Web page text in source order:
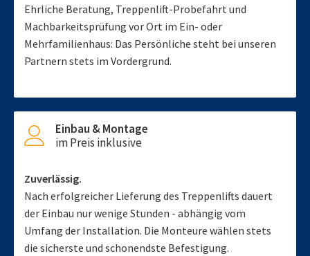
Ehrliche Beratung, Treppenlift-Probefahrt und
Machbarkeitsprüfung vor Ort im Ein- oder
Mehrfamilienhaus: Das Persönliche steht bei unseren
Partnern stets im Vordergrund.
Einbau & Montage
im Preis inklusive
Zuverlässig.
Nach erfolgreicher Lieferung des Treppenlifts dauert
der Einbau nur wenige Stunden - abhängig vom
Umfang der Installation. Die Monteure wählen stets
die sicherste und schonendste Befestigung.